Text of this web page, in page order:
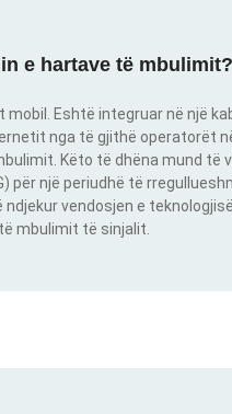
e hartave të mbulimit?
Eshtë integruar në një
nga të gjithë operatorët
Këto të dhëna mund të
për një periudhë të
vendosjen e
mbulimit të sinjalit.